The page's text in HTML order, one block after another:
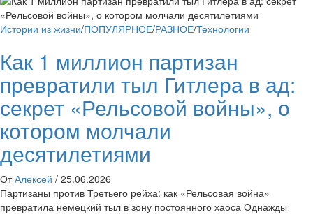
Истории из жизни/ПОПУЛЯРНОЕ/РАЗНОЕ/Технологии
Как 1 миллион партизан
превратили тыл Гитлера в ад:
секрет «Рельсовой войны», о
котором молчали
десятилетиями
От Алексей / 25.06.2026
Партизаны против Третьего рейха: как «Рельсовая война»
превратила немецкий тыл в зону постоянного хаоса Однажды